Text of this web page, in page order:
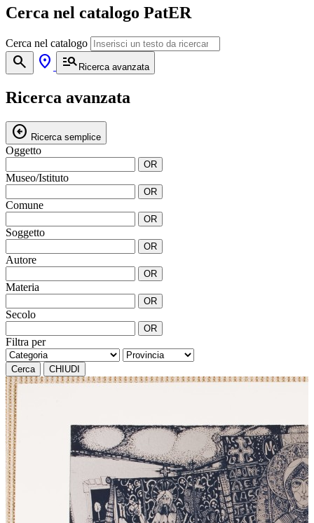
Cerca nel catalogo PatER
Cerca nel catalogo
search location_on manage_search Ricerca avanzata
Ricerca avanzata
arrow_circle_left Ricerca semplice
Oggetto
OR
Museo/Istituto
OR
Comune
OR
Soggetto
OR
Autore
OR
Materia
OR
Secolo
OR
Filtra per
Cerca CHIUDI